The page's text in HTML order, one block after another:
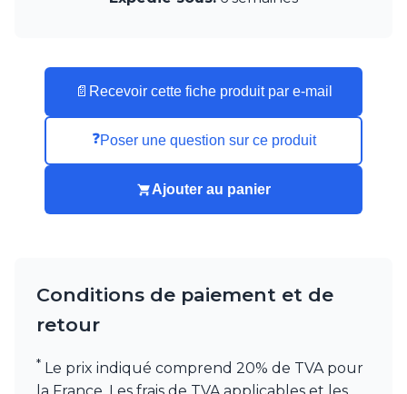
Objet insolite
Original BTC
Quintiesse
Robin
Secto Design
Tonone
TUNTO
Vincent Sheppard
Vistosi
📄 Recevoir cette fiche produit par e-mail
❓Poser une question sur ce produit
Ajouter au panier
Conditions de paiement et de
retour
* Le prix indiqué comprend 20% de TVA pour